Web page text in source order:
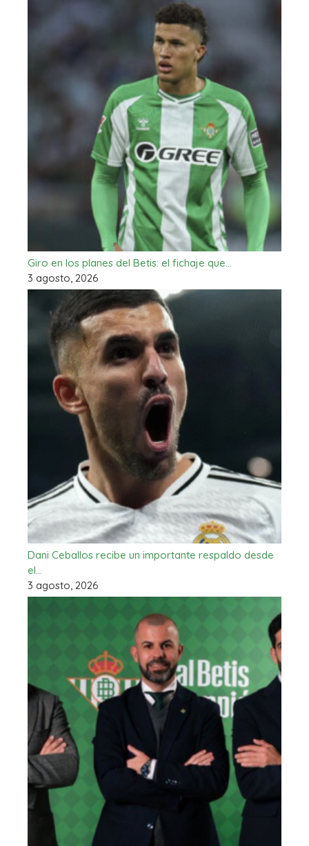
Giro en los planes del Betis: el fichaje que…
3 agosto, 2026
Dani Ceballos recibe un importante respaldo desde
el…
3 agosto, 2026